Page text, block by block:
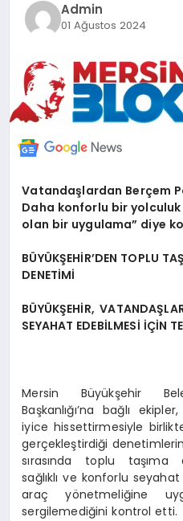
ILETİŞİM
KÜNYE
Admin
01 Ağustos 2024
Vatandaşlardan Berçem
Daha konforlu bir
olan bir uygulama” diye
BÜYÜKŞEHİR’DEN TOPLU
DENETİMİ
BÜYÜKŞEHİR,
SEYAHAT EDEBİLMESİ İÇİN
Mersin Büyükşehir
Başkanlığı’na bağlı
iyice hissettirmesiyle
gerçekleştirdiği
sırasında toplu taşıma
sağlıklı ve konforlu
araç yönetmeliğine
sergilemediğini kontrol etti.